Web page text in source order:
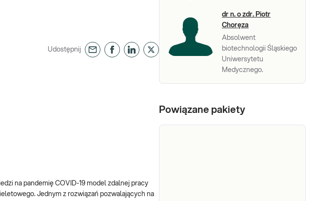
Udostępnij
na pandemię COVID-19 model zdalnej pracy
Jednym z rozwiązań pozwalających na
dr n. o zdr. Piotr
Choręza
Absolwent
biotechnologii Śląskiego
Uniwersytetu
Medycznego.
Powiązane pakiety